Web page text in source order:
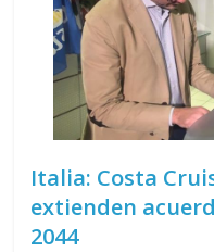
Italia: Costa
extienden
2044